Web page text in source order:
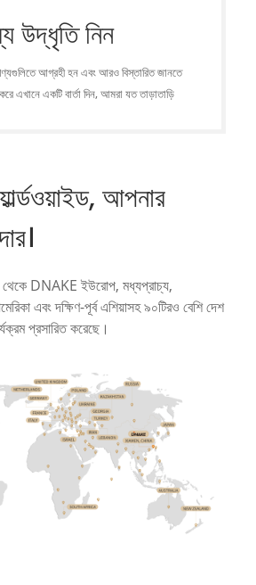
উদ্ধৃতি নিন
আগ্রহী হন এবং আরও বিস্তারিত জানতে
এখানে একটি বার্তা দিন, আমরা যত তাড়াতাড়ি
আপনার
থেকে DNAKE ইউরোপ, মধ্যপ্রাচ্য,
এবং দক্ষিণ-পূর্ব এশিয়াসহ ৯০টিরও বেশি দেশ
প্রসারিত করেছে।